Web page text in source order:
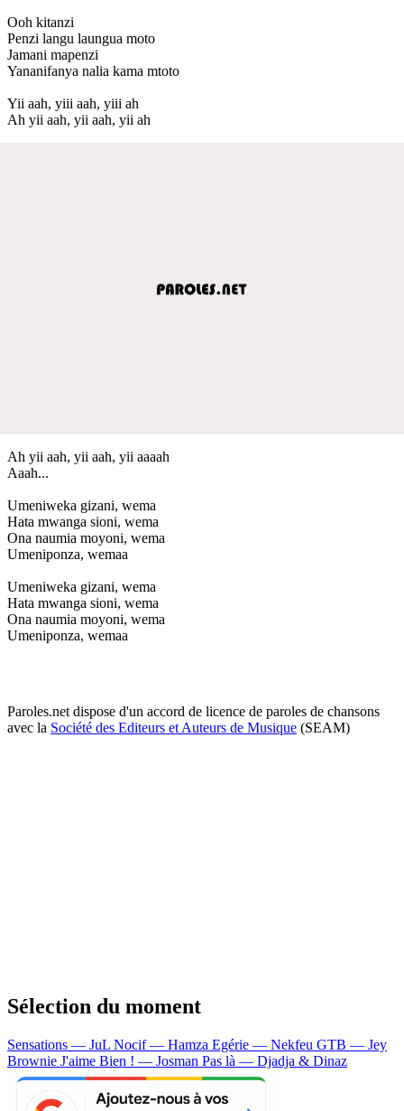
Ooh kitanzi
Penzi langu laungua moto
Jamani mapenzi
Yananifanya nalia kama mtoto
Yii aah, yiii aah, yiii ah
Ah yii aah, yii aah, yii ah
Ah yii aah, yii aah, yii aaaah
Aaah...
Umeniweka gizani, wema
Hata mwanga sioni, wema
Ona naumia moyoni, wema
Umeniponza, wemaa
Umeniweka gizani, wema
Hata mwanga sioni, wema
Ona naumia moyoni, wema
Umeniponza, wemaa
Paroles.net dispose d'un accord de licence de paroles de chansons
avec la Société des Editeurs et Auteurs de Musique (SEAM)
Sélection du moment
Sensations — JuL Nocif — Hamza Egérie — Nekfeu GTB — Jey
Brownie J'aime Bien ! — Josman Pas là — Djadja & Dinaz